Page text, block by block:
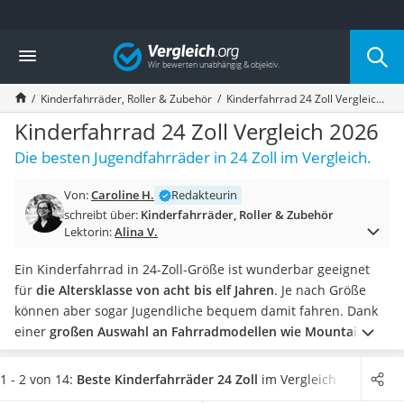
Die beliebtesten Vergleiche nach Kategorie
Kind & Baby
Babyphone mit 2 Kameras
Walkie-Talkie Kinder
Kindermatratzen
Babywippe
Rollschuhe für Kinder
Laufrad
Kinderschubkarre
Kinderuhr
Babyphone
Treppenschutzgitter
Kindersitz ab 4 Jahren
Kinderroller 3 Räder
Ferngesteuertes Auto
Vergleich
Kinderfahrräder, Roller & Zubehör Kinderfahrrad 24 Zoll Vergleich 2026
Kinderfahrrad 24 Zoll Vergleich 2026
Die besten Jugendfahrräder in 24 Zoll im Vergleich.
Von:Caroline H.
Redakteurin
schreibt über: Kinderfahrräder, Roller & Zubehör
Lektorin:Alina V.
Ein Kinderfahrrad in 24-Zoll-Größe ist wunderbar geeignet
für die Altersklasse von acht bis elf Jahren. Je nach Größe
können aber sogar Jugendliche bequem damit fahren. Dank
einer großen Auswahl an Fahrradmodellen wie Mountain-
undCitybikefinden Sie hier garantiert das richtige Rad für
Ihr Kind. Viele Tests im Internet zeigen, dass vor allem ein
1 - 2 von 14: Beste Kinderfahrräder 24 Zoll im Vergleich